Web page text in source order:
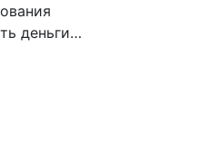
деньги…